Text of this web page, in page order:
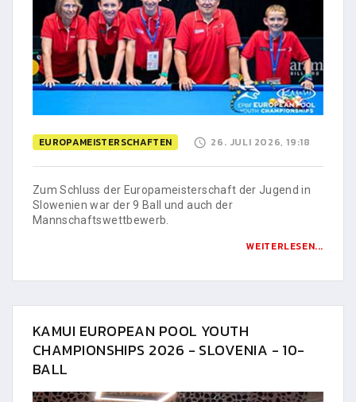
EUROPAMEISTERSCHAFTEN 26. JULI 2026, 19:18
Zum Schluss der Europameisterschaft der Jugend in
Slowenien war der 9 Ball und auch der
Mannschaftswettbewerb.
WEITERLESEN...
KAMUI EUROPEAN POOL YOUTH
CHAMPIONSHIPS 2026 - SLOVENIA - 10-
BALL